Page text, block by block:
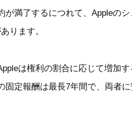
が満了するにつれて、Appleの
ります。
は権利の割合に応じて増加
固定報酬は最長7年間で、両者